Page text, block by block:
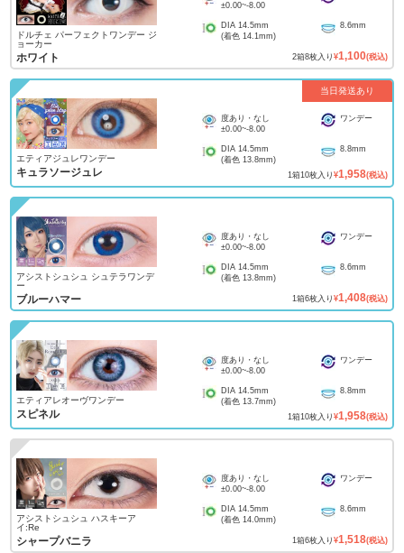
ドルチェ パーフェクトワンデー ジ
ョーカー
ホワイト
±0.00~-8.00
DIA 14.5mm
(着色 14.1mm)
8.6mm
2箱8枚入り ¥1,100(税込)
当日発送あり
エティアジュレワンデー
キュラソージュレ
度あり・なし
±0.00~-8.00
ワンデー
DIA 14.5mm
(着色 13.8mm)
8.8mm
1箱10枚入り ¥1,958(税込)
アシストシュシュ シュテラワンデ
ー
ブルーハマー
度あり・なし
±0.00~-8.00
ワンデー
DIA 14.5mm
(着色 13.8mm)
8.6mm
1箱6枚入り ¥1,408(税込)
エティアレオーヴワンデー
スピネル
度あり・なし
±0.00~-8.00
ワンデー
DIA 14.5mm
(着色 13.7mm)
8.8mm
1箱10枚入り ¥1,958(税込)
アシストシュシュ ハスキーア
イ:Re
シャープバニラ
度あり・なし
±0.00~-8.00
ワンデー
DIA 14.5mm
(着色 14.0mm)
8.6mm
1箱6枚入り ¥1,518(税込)